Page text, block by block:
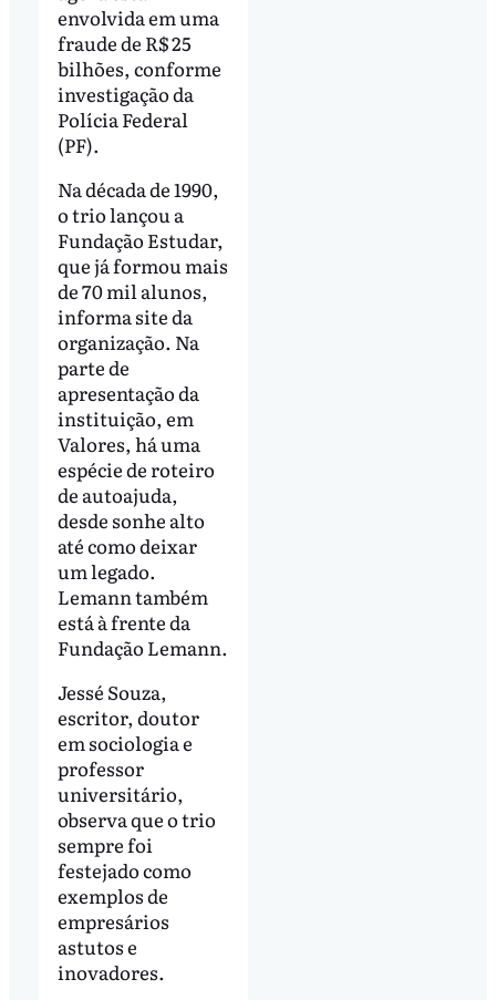
envolvida em uma
fraude de R$ 25
bilhões, conforme
investigação da
Polícia Federal
(PF).
Na década de 1990,
o trio lançou a
Fundação Estudar,
que já formou mais
de 70 mil alunos,
informa site da
organização. Na
parte de
apresentação da
instituição, em
Valores, há uma
espécie de roteiro
de autoajuda,
desde sonhe alto
até como deixar
um legado.
Lemann também
está à frente da
Fundação Lemann.
Jessé Souza,
escritor, doutor
em sociologia e
professor
universitário,
observa que o trio
sempre foi
festejado como
exemplos de
empresários
astutos e
inovadores.